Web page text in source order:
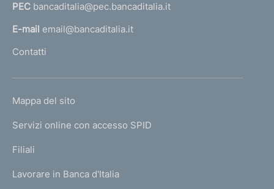
a
l
'
m
e
a
g
PEC bancaditalia@pec.bancaditalia.it
E-mail email@bancaditalia.it
Contatti
L
N
K
T
Mappa del sito
Servizi online con accesso SPID
Filiali
Lavorare in Banca d'Italia